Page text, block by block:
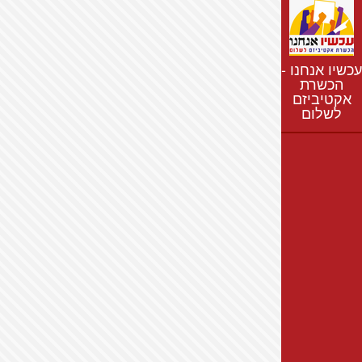
חדשות
נושאים
רשימת התנחלויות
מפת התנחלויות
עכשיו אנחנו -
הכשרת
אקטיביזם
לשלום